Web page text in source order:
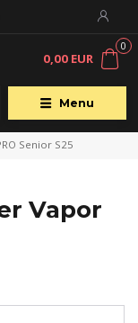
Menu
0
0,00 EUR
Senior S25
Vapor